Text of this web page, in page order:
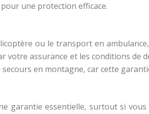
une protection efficace.
ou le transport en
assurance et les conditions de
en montagne, car cette
garantie essentielle, surtout si